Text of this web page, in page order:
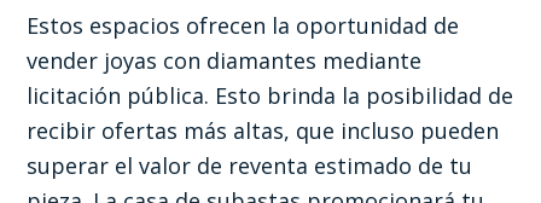
Estos espacios ofrecen la oportunidad de
vender joyas con diamantes mediante
licitación pública. Esto brinda la posibilidad de
recibir ofertas más altas, que incluso pueden
superar el valor de reventa estimado de tu